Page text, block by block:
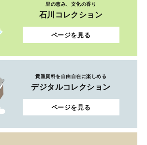
里の恵み、文化の香り
石川コレクション
ページを見る
貴重資料を自由自在に楽しめる
デジタルコレクション
ページを見る